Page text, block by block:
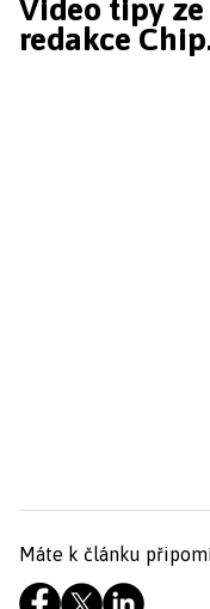
Video tipy
redakce
Máte k článku